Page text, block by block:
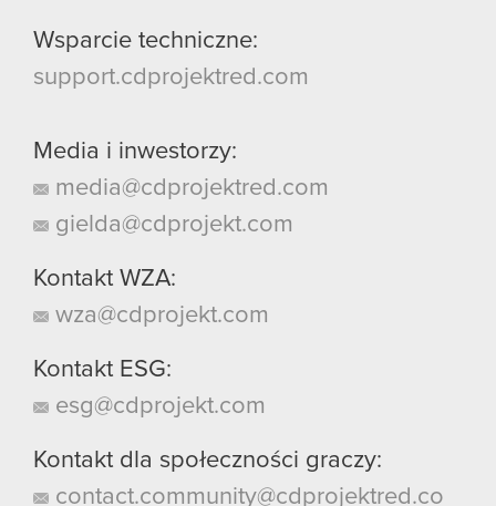
Wsparcie techniczne:
support.cdprojektred.com
Media i inwestorzy:
media@cdprojektred.com
gielda@cdprojekt.com
Kontakt WZA:
wza@cdprojekt.com
Kontakt ESG:
esg@cdprojekt.com
Kontakt dla społeczności graczy:
contact.community@cdprojektred.co